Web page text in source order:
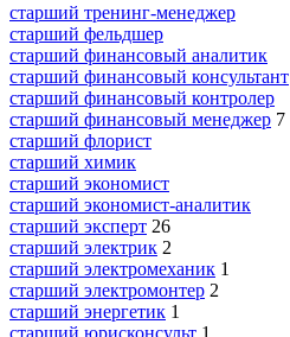
старший тренинг-менеджер
старший фельдшер
старший финансовый аналитик
старший финансовый консультант
старший финансовый контролер
старший финансовый менеджер 7
старший флорист
старший химик
старший экономист
старший экономист-аналитик
старший эксперт 26
старший электрик 2
старший электромеханик 1
старший электромонтер 2
старший энергетик 1
старший юрисконсульт 1